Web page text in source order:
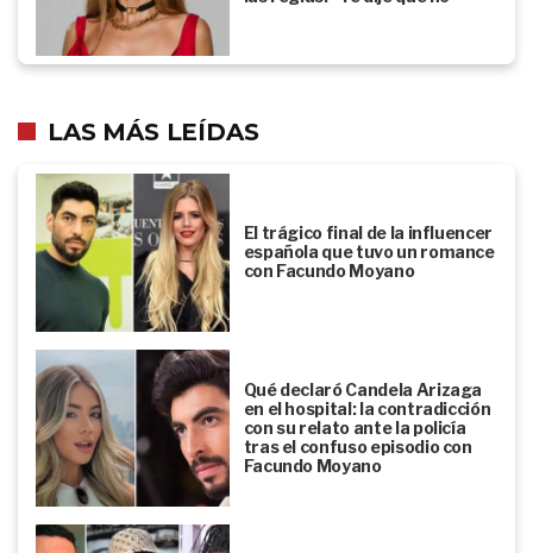
LAS MÁS LEÍDAS
El trágico final de la influencer
española que tuvo un romance
con Facundo Moyano
Qué declaró Candela Arizaga
en el hospital: la contradicción
con su relato ante la policía
tras el confuso episodio con
Facundo Moyano